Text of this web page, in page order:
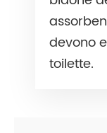
devono
toilette.